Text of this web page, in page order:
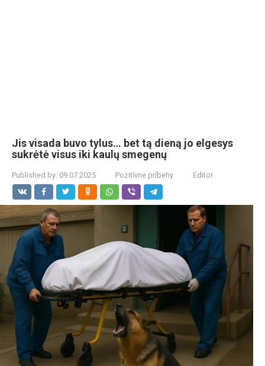
Jis visada buvo tylus… bet tą dieną jo elgesys
sukrėtė visus iki kaulų smegenų
Published by: 09.07.2025 Pozitívne príbehy Editor